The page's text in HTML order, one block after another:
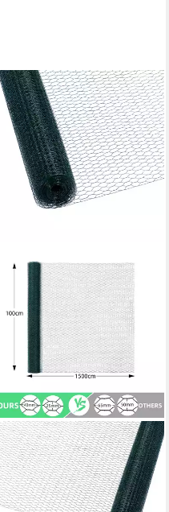
CCLIFE
Maschendrahtzaun
Maschendrahtzaun
Wühlmausgitter, Höhe 100